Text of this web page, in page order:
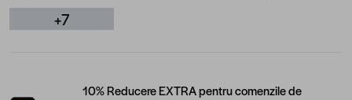
+7
10% Reducere EXTRA pentru comenzile de